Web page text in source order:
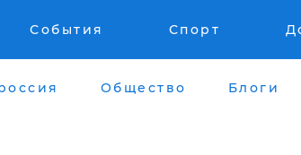
События Спорт
Общество Блоги